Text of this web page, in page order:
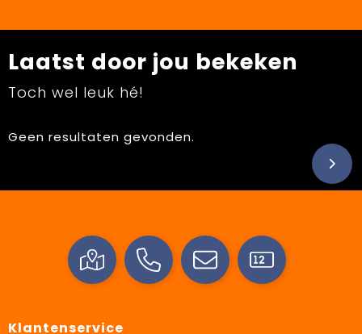
Laatst door jou bekeken
Toch wel leuk hé!
Geen resultaten gevonden.
Klantenservice